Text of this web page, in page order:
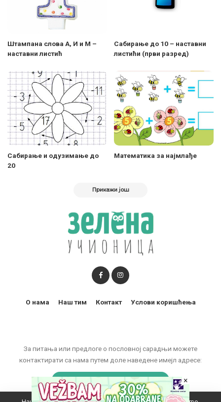
Штампана слова А, И и М –
наставни листић
Сабирање до 10 – наставни
листићи (први разред)
Сабирање и одузимање до
20
Mатематика за најмлађе
Прикажи још
За питања или предлоге о пословној сарадњи можете
контактирати са нама путем доле наведене имејл адресе:
marketing@zelenaucionica.com
О нама Наш тим Контакт Услови коришћења
×